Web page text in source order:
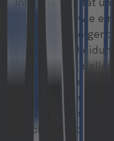
Anbieters sowie
Anbieteren
Ist die
Computing
zunächst an der
bestehenden IT-
vorzunehmen, um
welche Cloud